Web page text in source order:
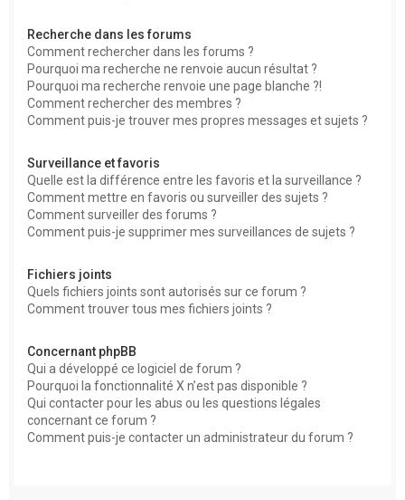
Recherche dans les forums
Comment rechercher dans les forums ?
Pourquoi ma recherche ne renvoie aucun résultat ?
Pourquoi ma recherche renvoie une page blanche ?!
Comment rechercher des membres ?
Comment puis-je trouver mes propres messages et sujets ?
Surveillance et favoris
Quelle est la différence entre les favoris et la surveillance ?
Comment mettre en favoris ou surveiller des sujets ?
Comment surveiller des forums ?
Comment puis-je supprimer mes surveillances de sujets ?
Fichiers joints
Quels fichiers joints sont autorisés sur ce forum ?
Comment trouver tous mes fichiers joints ?
Concernant phpBB
Qui a développé ce logiciel de forum ?
Pourquoi la fonctionnalité X n’est pas disponible ?
Qui contacter pour les abus ou les questions légales
concernant ce forum ?
Comment puis-je contacter un administrateur du forum ?